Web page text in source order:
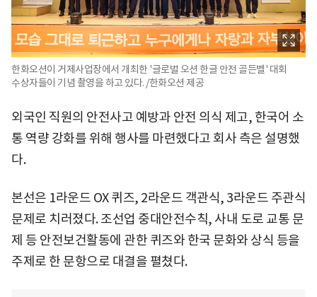
한화오션이 거제사업장에서 개최한 '글로벌 오션 한글 안전 골든벨' 대회
수상자들이 기념 촬영을 하고 있다. /한화오션 제공
외국인 직원의 안전사고 예방과 안전 의식 제고, 한국어 소
통 역량 강화를 위해 행사를 마련했다고 회사 측은 설명했
다.
본선은 1라운드 OX 퀴즈, 2라운드 객관식, 3라운드 주관식
문제로 치러졌다. 조선업 중대안전수칙, 사내 도로 교통 문
제 등 안전보건활동에 관한 퀴즈와 한국 문화와 상식 등을
주제로 한 문항으로 대결을 펼쳤다.